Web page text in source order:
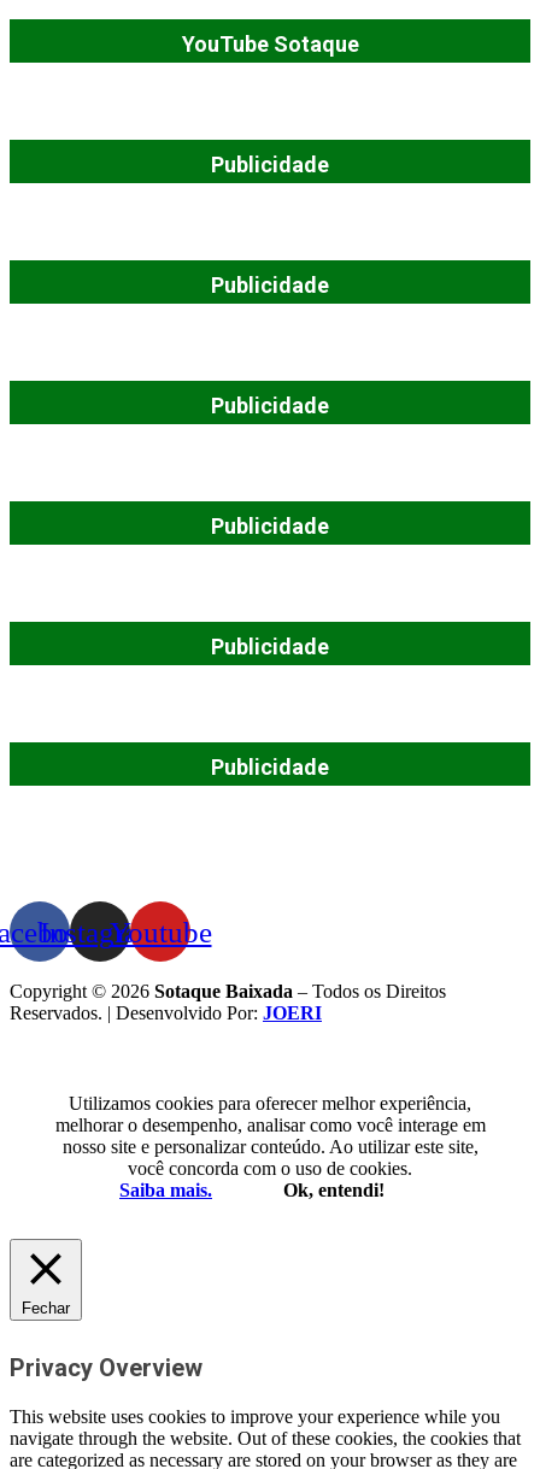
YouTube Sotaque
Publicidade
Publicidade
Publicidade
Publicidade
Publicidade
Publicidade
InstagramYoutube
Copyright © 2026 Sotaque Baixada – Todos os Direitos
Reservados. | Desenvolvido Por: JOERI
Utilizamos cookies para oferecer melhor experiência,
melhorar o desempenho, analisar como você interage em
nosso site e personalizar conteúdo. Ao utilizar este site,
você concorda com o uso de cookies.
Saiba mais.
Ok, entendi!
Fechar
Privacy Overview
This website uses cookies to improve your experience while you
navigate through the website. Out of these cookies, the cookies that
are categorized as necessary are stored on your browser as they are